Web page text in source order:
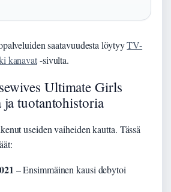
saatavuudesta löytyyTV-
kanavat-sivulta.
Ultimate Girls
tuotantohistoria
useiden vaiheiden kautta. Tässä
– Ensimmäinen kausi debytoi